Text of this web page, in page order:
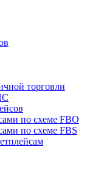
торговли
по схеме FBO
по схеме FBS